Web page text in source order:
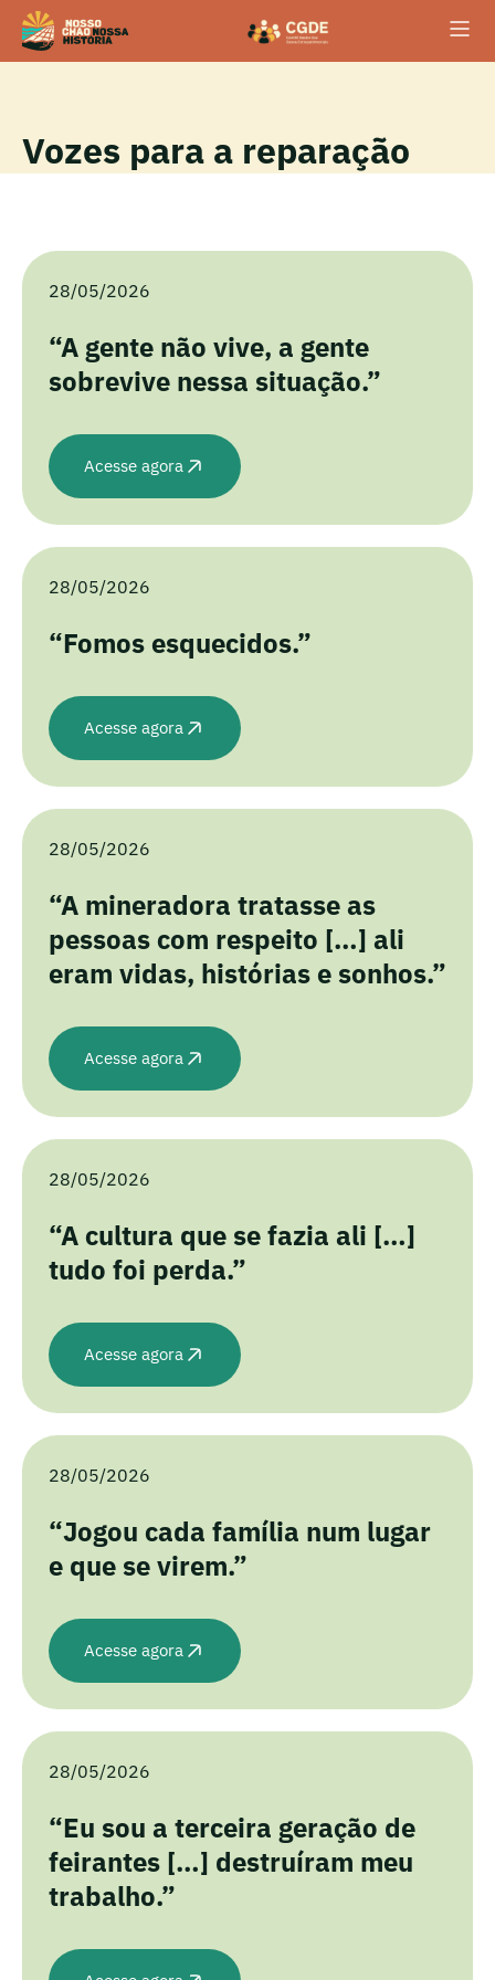
Vozes para a reparação
28/05/2026
“A gente não vive, a gente
sobrevive nessa situação.”
Acesse agora
28/05/2026
“Fomos esquecidos.”
Acesse agora
28/05/2026
“A mineradora tratasse as
pessoas com respeito […] ali
eram vidas, histórias e sonhos.”
Acesse agora
28/05/2026
“A cultura que se fazia ali […]
tudo foi perda.”
Acesse agora
28/05/2026
“Jogou cada família num lugar
e que se virem.”
Acesse agora
28/05/2026
“Eu sou a terceira geração de
feirantes […] destruíram meu
trabalho.”